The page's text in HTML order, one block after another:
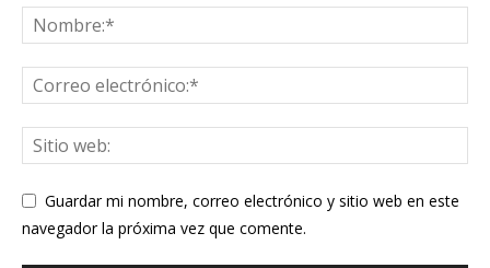
Guardar mi nombre, correo electrónico y sitio web en este
navegador la próxima vez que comente.